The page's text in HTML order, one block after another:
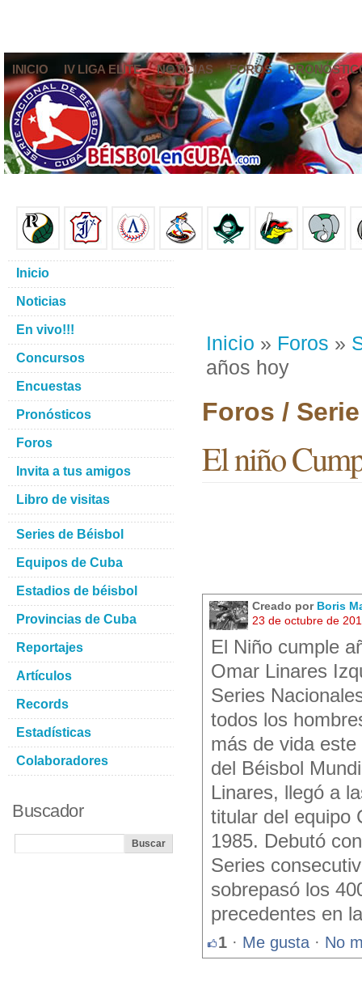
INICIO IV LIGA ELITE NOTICIAS FOROS
Inicio » Foros »
años hoy
Foros /
El niño
Creado por Boris
23 de octubre de
El Niño cumple
Omar Linares
Series
todos los
más de vida
del Béisbol
Linares, llegó a
titular del equipo
1985. Debutó
Series
sobrepasó los
precedentes en
1 · Me gusta · No
Inicio
Noticias
En vivo!!!
Concursos
Encuestas
Pronósticos
Foros
Invita a tus amigos
Libro de visitas
Series de Béisbol
Equipos de Cuba
Estadios de béisbol
Provincias de Cuba
Reportajes
Artículos
Records
Estadísticas
Colaboradores
Buscador